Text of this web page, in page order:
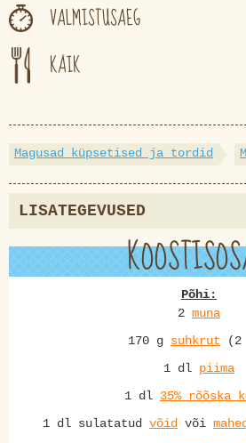
VALMISTUSAEG
KÄIK
Magusad küpsetised ja tordid
LISATEGEVUSED
Põhi:
2 muna
170 g suhkrut (2
1 dl piima
1 dl 35% rõõska
1 dl sulatatud võid või